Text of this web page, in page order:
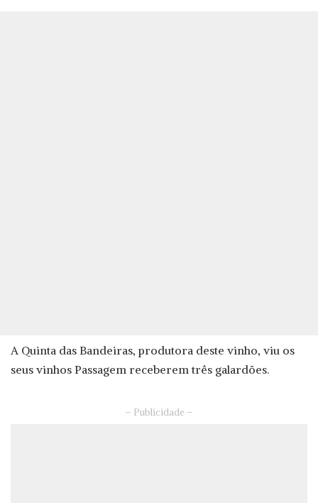
A Quinta das Bandeiras, produtora deste vinho, viu os
seus vinhos Passagem receberem três galardões.
– Publicidade –